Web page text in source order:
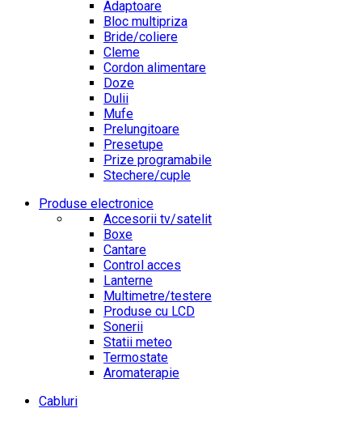
Adaptoare
Bloc multipriza
Bride/coliere
Cleme
Cordon alimentare
Doze
Dulii
Mufe
Prelungitoare
Presetupe
Prize programabile
Stechere/cuple
Produse electronice
Accesorii tv/satelit
Boxe
Cantare
Control acces
Lanterne
Multimetre/testere
Produse cu LCD
Sonerii
Statii meteo
Termostate
Aromaterapie
Cabluri